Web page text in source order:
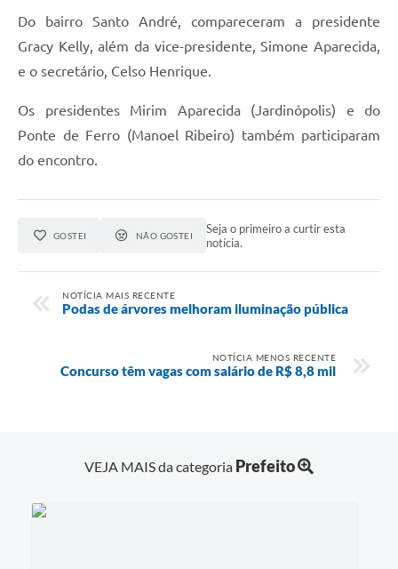
Do bairro Santo André, compareceram a presidente
Gracy Kelly, além da vice-presidente, Simone Aparecida,
e o secretário, Celso Henrique.
Os presidentes Mirim Aparecida (Jardinópolis) e do
Ponte de Ferro (Manoel Ribeiro) também participaram
do encontro.
GOSTEI NÃO GOSTEI
Seja o primeiro a curtir esta
notícia.
NOTÍCIA MAIS RECENTE
Podas de árvores melhoram iluminação pública
NOTÍCIA MENOS RECENTE
Concurso têm vagas com salário de R$ 8,8 mil
VEJA MAIS da categoria Prefeito